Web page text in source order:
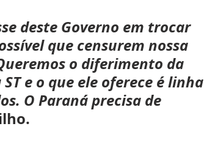
deste Governo em trocar
que censurem nossa
o diferimento da
e o que ele oferece é linha
O Paraná precisa de